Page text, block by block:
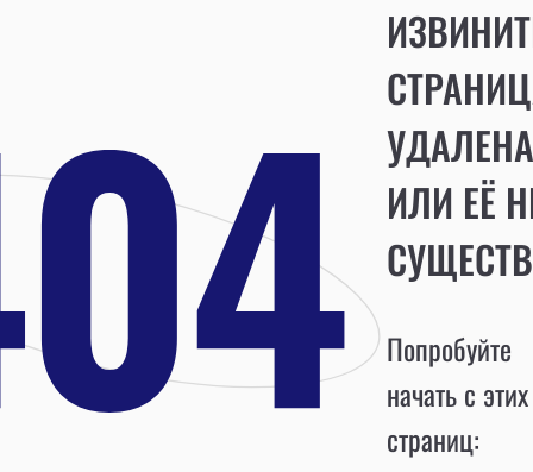
УДАЛЕНА
ИЛИ ЕЁ
Попробуйте
начать с этих
страниц: